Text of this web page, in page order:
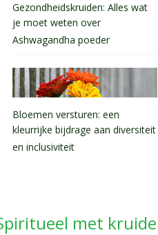
Gezondheidskruiden: Alles wat
je moet weten over
Ashwagandha poeder
Bloemen versturen: een
kleurrijke bijdrage aan diversiteit
en inclusiviteit
met